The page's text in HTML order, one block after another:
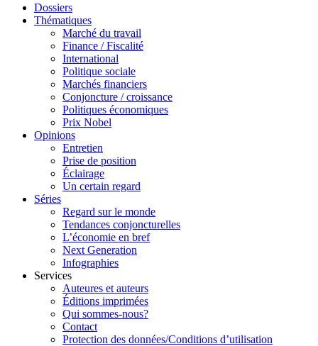
Dossiers
Thématiques
Marché du travail
Finance / Fiscalité
International
Politique sociale
Marchés financiers
Conjoncture / croissance
Politiques économiques
Prix Nobel
Opinions
Entretien
Prise de position
Éclairage
Un certain regard
Séries
Regard sur le monde
Tendances conjoncturelles
L’économie en bref
Next Generation
Infographies
Services
Auteures et auteurs
Éditions imprimées
Qui sommes-nous?
Contact
Protection des données/Conditions d’utilisation